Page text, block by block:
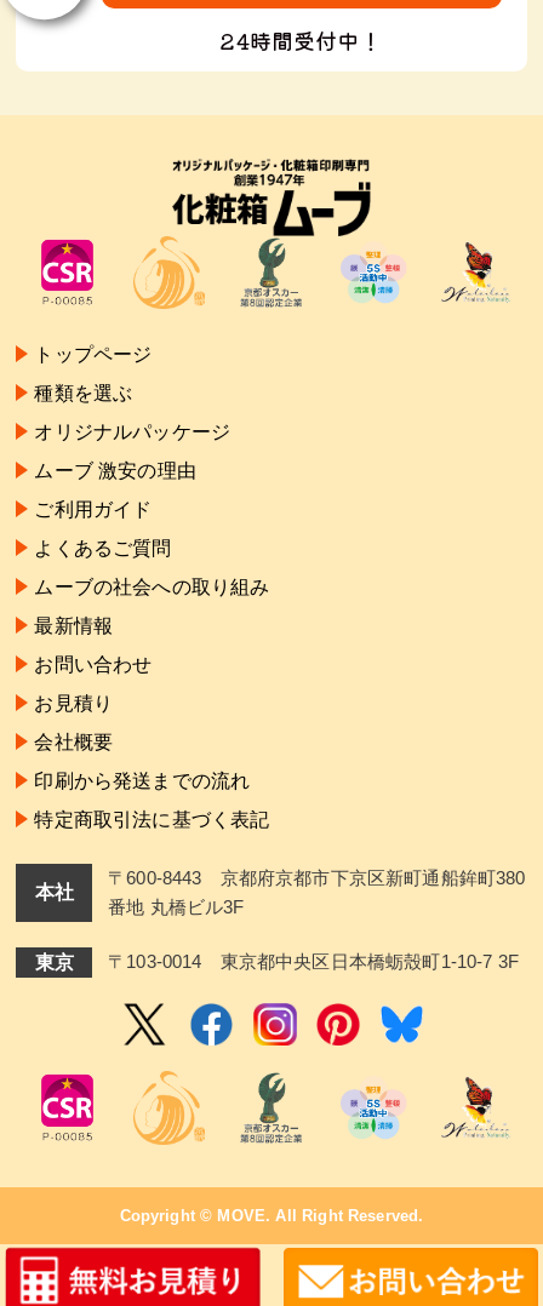
24時間受付中！
トップページ
種類を選ぶ
オリジナルパッケージ
ムーブ 激安の理由
ご利用ガイド
よくあるご質問
ムーブの社会への取り組み
最新情報
お問い合わせ
お見積り
会社概要
印刷から発送までの流れ
特定商取引法に基づく表記
本社
〒600-8443 京都府京都市下京区新町通船鉾町380
番地 丸橋ビル3F
東京 〒103-0014 東京都中央区日本橋蛎殼町1-10-7 3F
Copyright © MOVE. All Right Reserved.